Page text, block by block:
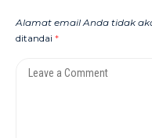
Alamat email Anda tidak
ditandai *